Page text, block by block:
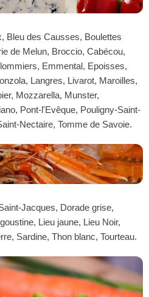
Bleu des Causses, Boulettes
de Melun, Broccio, Cabécou,
Emmental, Epoisses,
Langres, Livarot, Maroilles,
Mozzarella, Munster,
Pont-l'Evêque, Pouligny-Saint-
Nectaire, Tomme de Savoie.
Jacques, Dorade grise,
Lieu jaune, Lieu Noir,
Sardine, Thon blanc, Tourteau.